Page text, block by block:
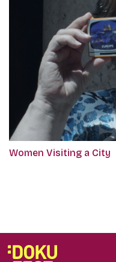
Women Visiting a City